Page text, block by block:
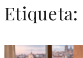
Etiqueta: